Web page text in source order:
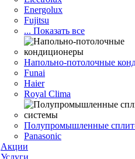
Energolux
Fujitsu
... Показать все
Напольно-потолочные
Funai
Haier
Royal Clima
Полупромышленные
Panasonic
Акции
Услуги